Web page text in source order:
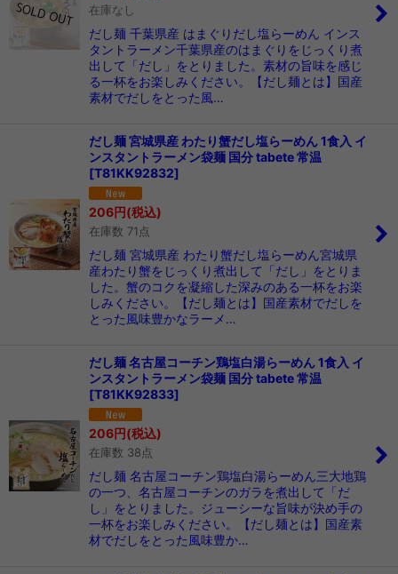
在庫なし
だし麺 千葉県産 はまぐりだし塩らーめん インス
タントラーメン千葉県産のはまぐりをじっくり煮
出して「だし」をとりました。素材の旨味を感じ
る一杯をお楽しみください。【だし麺とは】国産
素材でだしをとった風…
だし麺 宮城県産 わたり蟹だし塩らーめん 1食入 イ
ンスタントラーメン袋麺 国分 tabete 常温
[T81KK92832]
206円(税込)
在庫数 71点
だし麺 宮城県産 わたり蟹だし塩らーめん宮城県
産わたり蟹をじっくり煮出して「だし」をとりま
した。蟹のコクを凝縮した深みのある一杯をお楽
しみください。【だし麺とは】国産素材でだしを
とった風味豊かなラーメ…
だし麺 名古屋コーチン鶏塩白湯らーめん 1食入 イ
ンスタントラーメン袋麺 国分 tabete 常温
[T81KK92833]
206円(税込)
在庫数 38点
だし麺 名古屋コーチン鶏塩白湯らーめん三大地鶏
の一つ、名古屋コーチンのガラを煮出して「だ
し」をとりました。ジューシーな旨味が決め手の
一杯をお楽しみください。【だし麺とは】国産素
材でだしをとった風味豊か…